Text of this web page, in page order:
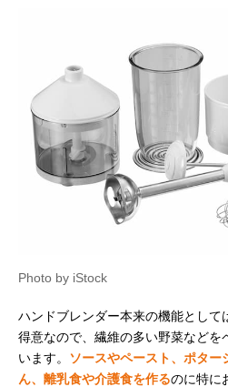
Photo by iStock
ハンドブレンダー本来の機能として
得意なので、繊維の多い野菜などを
います。
ソースやペースト、ポター
ん、離乳食や介護食を作るのに特に